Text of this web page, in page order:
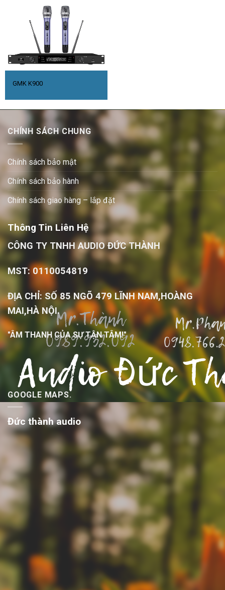
GMK K900
CHÍNH SÁCH CHUNG
Chính sách bảo mật
Chính sách bảo hành
Chính sách giao hàng – lắp đặt
Thông Tin Liên Hệ
CÔNG TY TNHH AUDIO ĐỨC THÀNH
MST: 0110054819
ĐỊA CHỈ: SỐ 85 NGÕ 479 LĨNH NAM,HOÀNG
MAI,HÀ NỘI.
"ÂM THANH CỦA SỰ TẬN TÂM!"
GOOGLE MAPS.
Đức thành audio